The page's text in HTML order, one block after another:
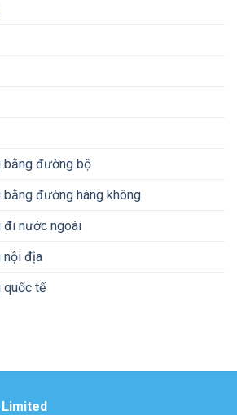
bằng đường bộ
bằng đường hàng không
đi nước ngoài
nội địa
quốc tế